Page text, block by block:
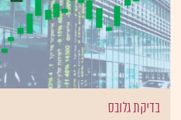
בדיקת גלובס